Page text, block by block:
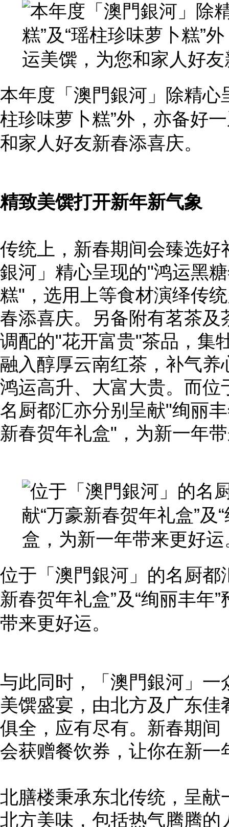
本年度「澳門銀河」除精心
柱珍味萝卜糕”外，亦备好
和家人好友新春添喜庆。
精致美馔打开新年新气象
传统上，新春期间会臻选
銀河」精心呈现的"鸿运黑
糕"，选用上等食材演绎传
春添喜庆。另备附有茗茶
调配的"花开富贵"茶品，集
融入醇厚云南红茶，补气
鸿运高升、大富大贵。而
名厨都汇亦分别呈献"绚丽
新春贺年礼盒"，为新一年
位于「澳門銀河」的名厨都
新春贺年礼盒”及“绚丽丰年
带来更好运。
与此同时，「澳門銀河」
美馔盛宴，由北方及广东
俱全，应有尽有。新春期
会获赠餐饮券，让你在新一
北膳楼秉承东北传统，呈
北方美味，包括热气腾腾